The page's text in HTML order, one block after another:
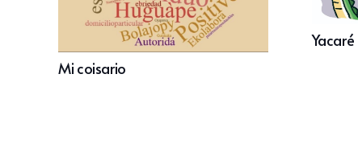
Mi coisario
Yacaré